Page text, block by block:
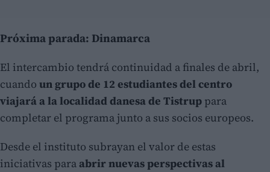
Próxima parada: Dinamarca
El intercambio tendrá continuidad a finales de abril,
cuando un grupo de 12 estudiantes del centro
viajará a la localidad danesa de Tistrup para
completar el programa junto a sus socios europeos.
Desde el instituto subrayan el valor de estas
iniciativas para abrir nuevas perspectivas al